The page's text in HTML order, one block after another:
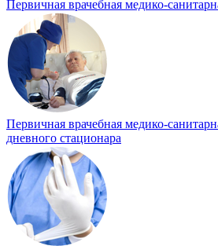
Первичная врачебная медико-
Первичная врачебная медико-
дневного стационара